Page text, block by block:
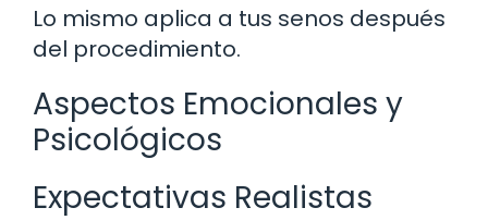
Lo mismo aplica a tus senos después
del procedimiento.
Aspectos Emocionales y
Psicológicos
Expectativas Realistas